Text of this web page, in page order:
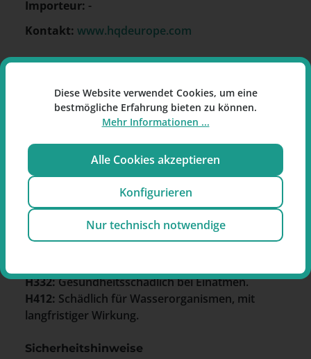
Importeur: -
Kontakt: www.hqdeurope.com
Einordnung nach CLP- und
REACH-Verordnung
GHS06 - Totenkopf mit gekreuzten
Knochen: Toxizität
Gefahrenhinweise
H332:Gesundheitsschädlich bei Einatmen.
H412: Schädlich für Wasserorganismen, mit
langfristiger Wirkung.
Sicherheitshinweise
Diese Website verwendet Cookies, um eine
bestmögliche Erfahrung bieten zu können.
Mehr Informationen ...
Alle Cookies akzeptieren
Konfigurieren
Nur technisch notwendige